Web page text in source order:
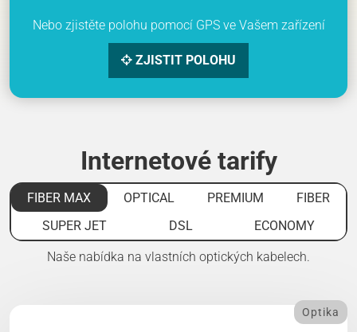
Nebo zjistěte polohu pomocí GPS ve Vašem zařízení
ZJISTIT POLOHU
Internetové tarify
FIBER MAX OPTICAL PREMIUM
FIBER
SUPER JET
DSL ECONOMY
Naše nabídka na vlastních optických kabelech.
Optika